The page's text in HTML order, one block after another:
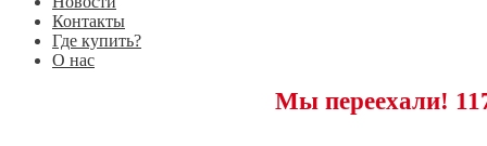
Контакты
Где купить?
О нас
Мы переехали! 117593